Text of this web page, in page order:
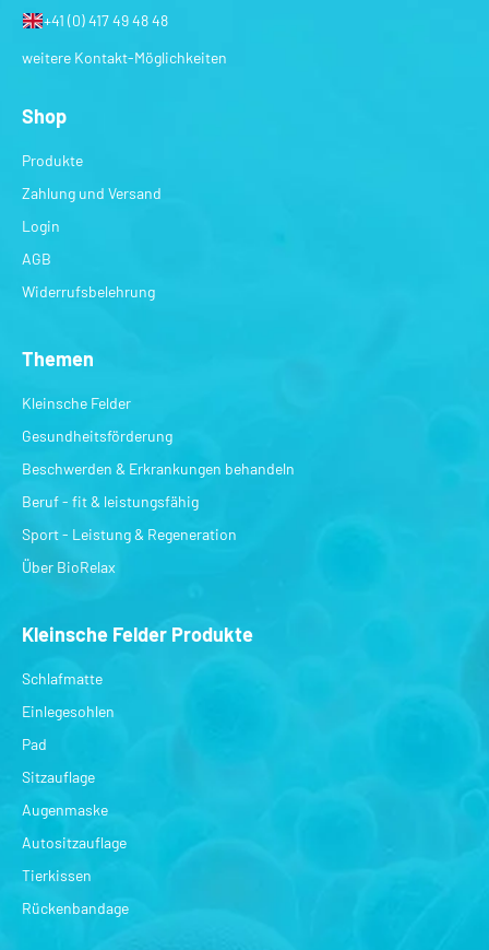
+41 (0) 417 49 48 48
weitere Kontakt-Möglichkeiten
Shop
Produkte
Zahlung und Versand
Login
AGB
Widerrufsbelehrung
Themen
Kleinsche Felder
Gesundheitsförderung
Beschwerden & Erkrankungen behandeln
Beruf - fit & leistungsfähig
Sport - Leistung & Regeneration
Über BioRelax
Kleinsche Felder Produkte
Schlafmatte
Einlegesohlen
Pad
Sitzauflage
Augenmaske
Autositzauflage
Tierkissen
Rückenbandage